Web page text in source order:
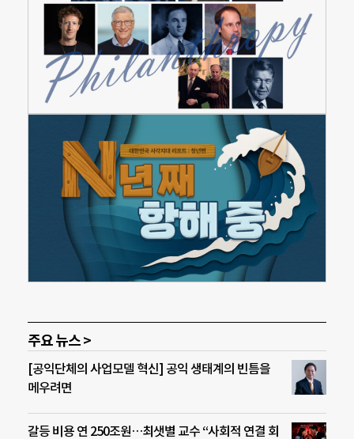
주요 뉴스 >
[공익단체의 사업모델 혁신] 공익 생태계의 빈틈을
메우려면
갈등 비용 연 250조원…최샛별 교수 “사회적 연결 회